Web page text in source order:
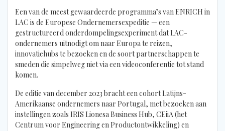
Een van de meest gewaardeerde programma’s van ENRICH in
LAC is de Europese Ondernemersexpeditie — een
gestructureerd onderdompelingsexperiment dat LAC-
ondernemers uitnodigt om naar Europa te reizen,
innovatiehubs te bezoeken en de soort partnerschappen te
smeden die simpelweg niet via een videoconferentie tot stand
komen.
De editie van december 2023 bracht een cohort Latijns-
Amerikaanse ondernemers naar Portugal, met bezoeken aan
instellingen zoals IRIS Lionesa Business Hub, CEiiA (het
Centrum voor Engineering en Productontwikkeling) en